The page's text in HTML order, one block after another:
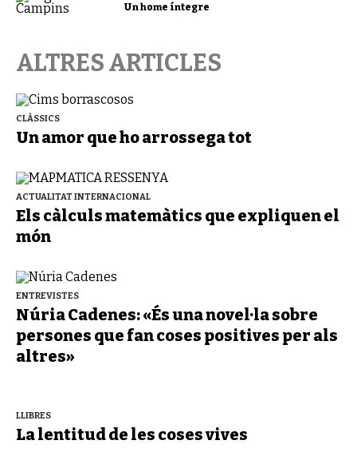
Un home íntegre
ALTRES ARTICLES
CLÀSSICS
Un amor que ho arrossega tot
ACTUALITAT INTERNACIONAL
Els càlculs matemàtics que expliquen el
món
ENTREVISTES
Núria Cadenes: «És una novel·la sobre
persones que fan coses positives per als
altres»
LLIBRES
La lentitud de les coses vives